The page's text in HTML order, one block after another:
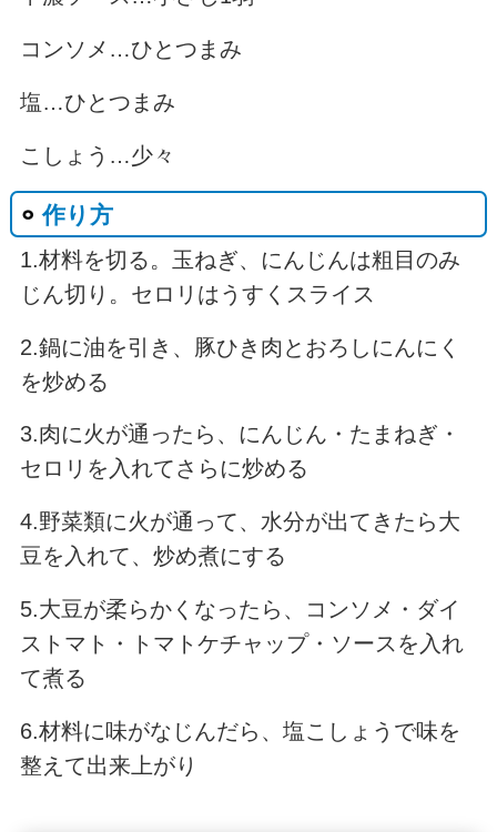
コンソメ…ひとつまみ
塩…ひとつまみ
こしょう…少々
作り方
1.材料を切る。玉ねぎ、にんじんは粗目のみ
じん切り。セロリはうすくスライス
2.鍋に油を引き、豚ひき肉とおろしにんにく
を炒める
3.肉に火が通ったら、にんじん・たまねぎ・
セロリを入れてさらに炒める
4.野菜類に火が通って、水分が出てきたら大
豆を入れて、炒め煮にする
5.大豆が柔らかくなったら、コンソメ・ダイ
ストマト・トマトケチャップ・ソースを入れ
て煮る
6.材料に味がなじんだら、塩こしょうで味を
整えて出来上がり